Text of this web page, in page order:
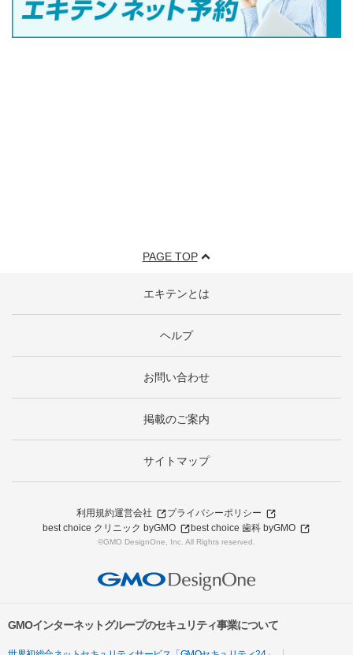
PAGE TOP
エキテンとは
ヘルプ
お問い合わせ
掲載のご案内
サイトマップ
利用規約運営会社
プライバシーポリシー
best choice クリニック byGMO
best choice 歯科 byGMO
©GMO DesignOne, Inc. All Rights reserved.
GMOインターネットグループのセキュリティ事業について